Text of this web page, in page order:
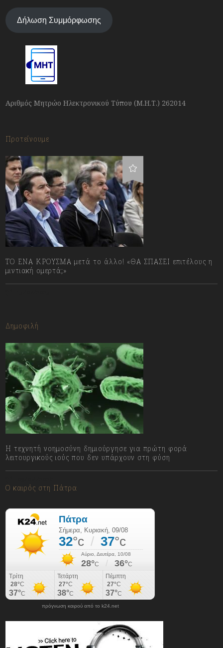
Δήλωση Συμμόρφωσης
Αριθμός Μητρώο Ηλεκτρονικού Τύπου (Μ.Η.Τ.) 262014
Προτείνουμε
ΤΟ ΕΝΑ ΚΡΟΥΣΜΑ μετά το άλλο! «ΘΑ ΣΠΑΣΕΙ επιτέλους η
μιντιακή ομερτά;»
Δημοφιλή
Η τεχνητή νοημοσύνη δημιούργησε για πρώτη φορά
λειτουργικούς ιούς που δεν υπάρχουν στη φύση
Ο καιρός στη Πάτρα
πρόγνωση καιρού από το k24.net